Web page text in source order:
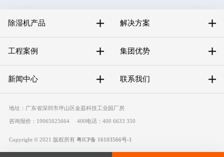
除湿机产品 解决方案
工程案例 集团优势
新闻中心 联系我们
地址：广东省深圳市坪山区金荔科技工业园厂房
咨询报价：19065025664 400电话：400 6633 350
Copyright © 2021 版权所有 粤ICP备 16103566号-1